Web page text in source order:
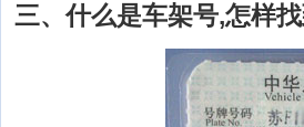
三、什么是车架号,怎样